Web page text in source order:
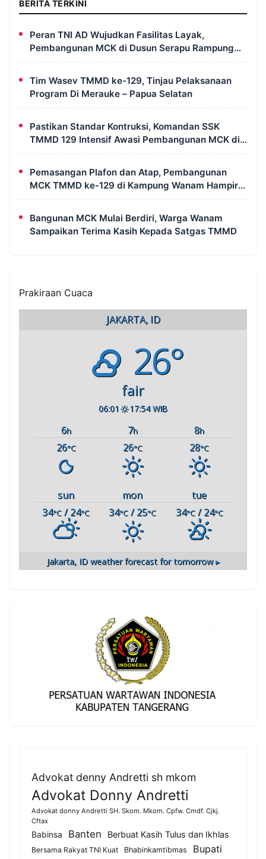
BERITA TERKINI
Peran TNI AD Wujudkan Fasilitas Layak,
Pembangunan MCK di Dusun Serapu Rampung
Dikerjakan
Tim Wasev TMMD ke-129, Tinjau Pelaksanaan
Program Di Merauke – Papua Selatan
Pastikan Standar Kontruksi, Komandan SSK
TMMD 129 Intensif Awasi Pembangunan MCK di
Wanam
Pemasangan Plafon dan Atap, Pembangunan
MCK TMMD ke-129 di Kampung Wanam Hampir
Rampung
Bangunan MCK Mulai Berdiri, Warga Wanam
Sampaikan Terima Kasih Kepada Satgas TMMD
Prakiraan Cuaca
JAKARTA, ID
26°
fair
06:01 17:54 WIB
6h 7h 8h
26°C 26°C 28°C
sun mon
tue
34°C / 24°C 34°C / 25°C 34°C/ 24°C
Jakarta, IDweather forecast for tomorrow ▸
Advokat denny Andretti sh mkom
Advokat Donny Andretti
Advokat donny Andretti SH. Skom. Mkom. Cpfw. Cmdf. Cjkj.
Cftax
Babinsa Banten Berbuat Kasih Tulus dan Ikhlas
Bersama Rakyat TNI Kuat Bhabinkamtibmas Bupati